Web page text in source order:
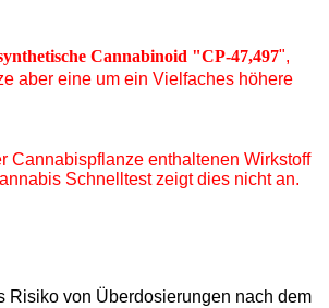
Cannabinoid "CP-47,497",
aber eine um ein Vielfaches höhere
Cannabispflanze enthaltenen Wirkstoff
Schnelltest zeigt dies nicht an.
Risiko von Überdosierungen nach dem